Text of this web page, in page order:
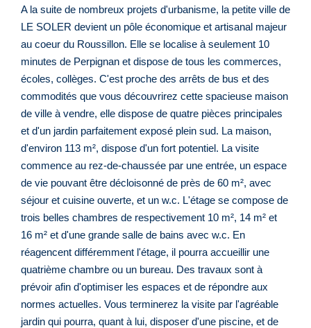
A la suite de nombreux projets d'urbanisme, la petite ville de
LE SOLER devient un pôle économique et artisanal majeur
au coeur du Roussillon. Elle se localise à seulement 10
minutes de Perpignan et dispose de tous les commerces,
écoles, collèges. C'est proche des arrêts de bus et des
commodités que vous découvrirez cette spacieuse maison
de ville à vendre, elle dispose de quatre pièces principales
et d'un jardin parfaitement exposé plein sud. La maison,
d'environ 113 m², dispose d'un fort potentiel. La visite
commence au rez-de-chaussée par une entrée, un espace
de vie pouvant être décloisonné de près de 60 m², avec
séjour et cuisine ouverte, et un w.c. L'étage se compose de
trois belles chambres de respectivement 10 m², 14 m² et
16 m² et d'une grande salle de bains avec w.c. En
réagencent différemment l'étage, il pourra accueillir une
quatrième chambre ou un bureau. Des travaux sont à
prévoir afin d'optimiser les espaces et de répondre aux
normes actuelles. Vous terminerez la visite par l'agréable
jardin qui pourra, quant à lui, disposer d'une piscine, et de